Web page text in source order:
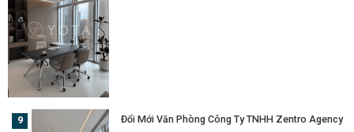
Đổi Mới Văn Phòng Công Ty TNHH Zentro Agency